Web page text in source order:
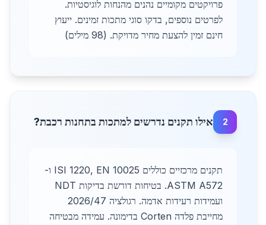
פרויקטים מקומיים נהנים מהנחות לוגיסטיות.
לפרטים נוספים, בדקו סוגי מתכות זמינים. ייעוץ
חינם זמין להצעת מחיר מדויקת. (98 מילים)
2 אילו תקנים נדרשים למתכות בתחנות רכבת?
תקנים מרכזיים כוללים ISI 1220, EN 10025 ו-
ASTM A572. בטיחות דורשת בדיקות NDT
ועמידות רעידות אדמה. רגולציה 2026/47
מחייבת פלדה Corten בדימונה. עמידה מבטיחה